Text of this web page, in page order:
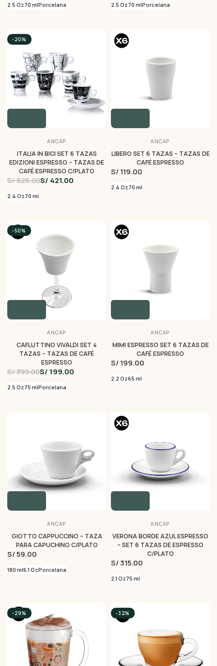
2.5 Oz70 mlPorcelana 2.5 Oz70 mlPorcelana
-20%
ANCAP
ITALIA IN BICI SET 6 TAZAS
EDIZIONI ESPRESSO – TAZAS DE
CAFÉ ESPRESSO C/PLATO
S/ 525.00S/ 421.00
2.4 Oz70 ml
ANCAP
LIBERO SET 6 TAZAS – TAZAS DE
CAFÉ ESPRESSO
S/ 119.00
2.4 Oz70 ml
-50%
ANCAP
CAFLUTTINO VIVALDI SET 4
TAZAS – TAZAS DE CAFÉ
ESPRESSO
S/ 399.00S/ 199.00
2.5 Oz75 mlPorcelana
ANCAP
MIMI ESPRESSO SET 6 TAZAS DE
CAFÉ ESPRESSO
S/ 199.00
2.2 Oz65 ml
ANCAP
GIOTTO CAPPUCCINO – TAZA
PARA CAPUCHINO C/PLATO
S/ 59.00
180 ml6.1 OzPorcelana
ANCAP
VERONA BORDE AZUL ESPRESSO
– SET 6 TAZAS DE ESPRESSO
C/PLATO
S/ 315.00
2.1 Oz75 ml
-29% -32%